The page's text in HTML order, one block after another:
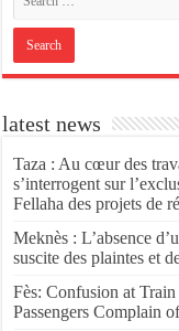
latest news
Taza : Au cœur des
s’interrogent sur
Fellaha des projets de
Meknès : L’absence
suscite des plaintes et
Fès: Confusion at
Passengers Complain